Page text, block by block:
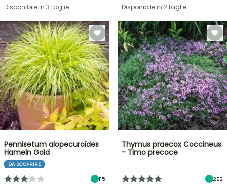
Disponibile in 3 taglie
Disponibile in 2 taglie
Pennisetum alopecuroïdes
Hameln Gold
DA SCOPRIRE
115
Thymus praecox Coccineus
- Timo precoce
282